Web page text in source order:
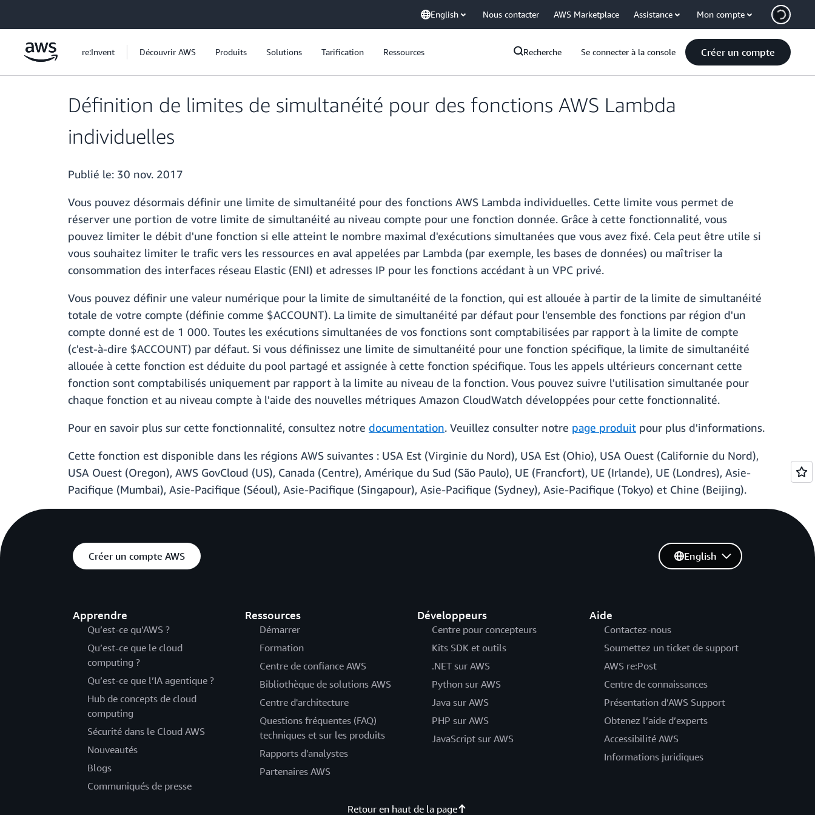
English Nous contacter AWS Marketplace Assistance Mon compte
re:Invent Découvrir AWS Produits Solutions Tarification Ressources Recherche Se connecter à la console Créer un compte
Définition de limites de simultanéité pour des fonctions AWS Lambda
individuelles
Publié le: 30 nov. 2017
Vous pouvez désormais définir une limite de simultanéité pour des fonctions AWS Lambda individuelles. Cette limite vous permet de
réserver une portion de votre limite de simultanéité au niveau compte pour une fonction donnée. Grâce à cette fonctionnalité, vous
pouvez limiter le débit d'une fonction si elle atteint le nombre maximal d'exécutions simultanées que vous avez fixé. Cela peut être utile si
vous souhaitez limiter le trafic vers les ressources en aval appelées par Lambda (par exemple, les bases de données) ou maîtriser la
consommation des interfaces réseau Elastic (ENI) et adresses IP pour les fonctions accédant à un VPC privé.
Vous pouvez définir une valeur numérique pour la limite de simultanéité de la fonction, qui est allouée à partir de la limite de simultanéité
totale de votre compte (définie comme $ACCOUNT). La limite de simultanéité par défaut pour l'ensemble des fonctions par région d'un
compte donné est de 1 000. Toutes les exécutions simultanées de vos fonctions sont comptabilisées par rapport à la limite de compte
(c'est-à-dire $ACCOUNT) par défaut. Si vous définissez une limite de simultanéité pour une fonction spécifique, la limite de simultanéité
allouée à cette fonction est déduite du pool partagé et assignée à cette fonction spécifique. Tous les appels ultérieurs concernant cette
fonction sont comptabilisés uniquement par rapport à la limite au niveau de la fonction. Vous pouvez suivre l'utilisation simultanée pour
chaque fonction et au niveau compte à l'aide des nouvelles métriques Amazon CloudWatch développées pour cette fonctionnalité.
Pour en savoir plus sur cette fonctionnalité, consultez notre documentation. Veuillez consulter notre page produit pour plus d'informations.
Cette fonction est disponible dans les régions AWS suivantes : USA Est (Virginie du Nord), USA Est (Ohio), USA Ouest (Californie du Nord),
USA Ouest (Oregon), AWS GovCloud (US), Canada (Centre), Amérique du Sud (São Paulo), UE (Francfort), UE (Irlande), UE (Londres), Asie-
Pacifique (Mumbai), Asie-Pacifique (Séoul), Asie-Pacifique (Singapour), Asie-Pacifique (Sydney), Asie-Pacifique (Tokyo) et Chine (Beijing).
Créer un compte AWS
Apprendre
Qu’est-ce qu’AWS ?
Qu’est-ce que le cloud
computing ?
Qu’est-ce que l’IA agentique ?
Hub de concepts de cloud
computing
Sécurité dans le Cloud AWS
Nouveautés
Blogs
Communiqués de presse
Ressources
Démarrer
Formation
Centre de confiance AWS
Bibliothèque de solutions AWS
Centre d'architecture
Questions fréquentes (FAQ)
techniques et sur les produits
Rapports d'analystes
Partenaires AWS
Développeurs
Centre pour concepteurs
Kits SDK et outils
.NET sur AWS
Python sur AWS
Java sur AWS
PHP sur AWS
JavaScript sur AWS
Aide
Contactez-nous
Soumettez un ticket de support
AWS re:Post
Centre de connaissances
Présentation d’AWS Support
Obtenez l’aide d’experts
Accessibilité AWS
Informations juridiques
English
Retour en haut de la page